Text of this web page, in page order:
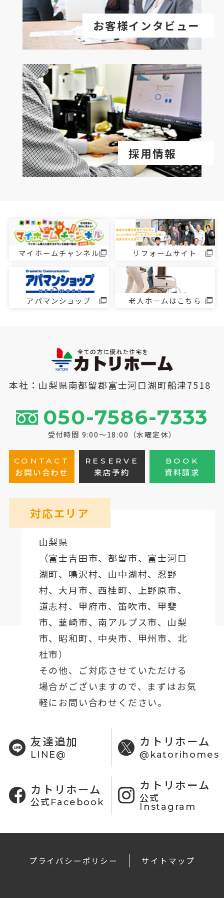
お客様インタビュー
採用情報
マイホームチャンネル リフォームサイト
アパマンショップ 老人ホームはこちら
本社：山梨県南都留郡富士河口湖町船津7518
050-7586-7333
受付時間 9:00～18:00（水曜定休）
CONTACT
お問い合わせ
RESERVE
来店予約
BOOK
資料請求
対応エリア
山梨県
（富士吉田市、都留市、 富士河口
湖町、鳴沢村、山中湖村、忍野
村、 大月市、西桂町、上野原市、
道志村、 甲府市、笛吹市、甲斐
市、韮崎市、南アルプス市、山梨
市、昭和町、中央市、甲州市、北
杜市）
その他、ご対応させていただける
場合がございますので、まずはお気
軽にお問い合わせください。
友達追加
LINE@
カトリホーム
@katorihomes
カトリホーム
公式Facebook
カトリホーム
公式
Instagram
プライバシーポリシー サイトマップ